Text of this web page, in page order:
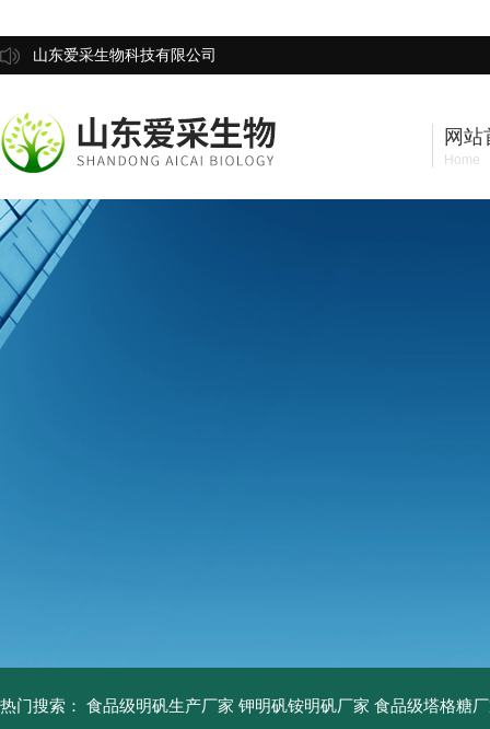
山东爱采生物科技有限公司
网站
Home
热门搜索： 食品级明矾生产厂家 钾明矾铵明矾厂家 食品级塔格糖